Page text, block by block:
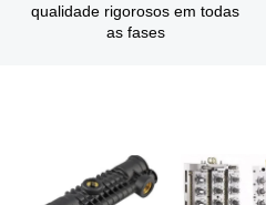
qualidade rigorosos em todas
as fases